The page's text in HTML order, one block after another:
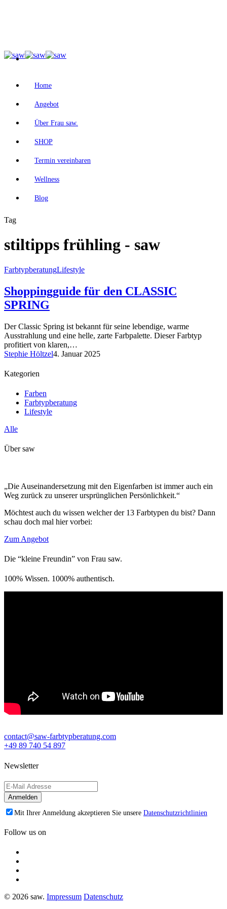
Home
Angebot
Über Frau saw.
SHOP
Termin vereinbaren
Wellness
Blog
Tag
stiltipps frühling - saw
FarbtypberatungLifestyle
Shoppingguide für den CLASSIC
SPRING
Der Classic Spring ist bekannt für seine lebendige, warme
Ausstrahlung und eine helle, zarte Farbpalette. Dieser Farbtyp
profitiert von klaren,…
Stephie Höltzel4. Januar 2025
Kategorien
Farben
Farbtypberatung
Lifestyle
Alle
Über saw
„Die Auseinandersetzung mit den Eigenfarben ist immer auch ein
Weg zurück zu unserer ursprünglichen Persönlichkeit.“
Möchtest auch du wissen welcher der 13 Farbtypen du bist? Dann
schau doch mal hier vorbei:
Zum Angebot
Die “kleine Freundin” von Frau saw.
100% Wissen. 1000% authentisch.
contact@saw-farbtypberatung.com
+49 89 740 54 897
Newsletter
Mit Ihrer Anmeldung akzeptieren Sie unsere Datenschutzrichtlinien
Follow us on
© 2026 saw. Impressum Datenschutz